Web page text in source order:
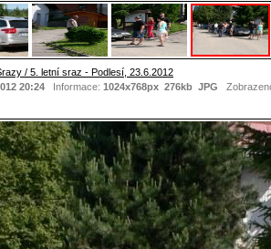
/ 5. letní sraz - Podlesí, 23.6.2012
20:24 Informace: 1024x768px 276kb JPG